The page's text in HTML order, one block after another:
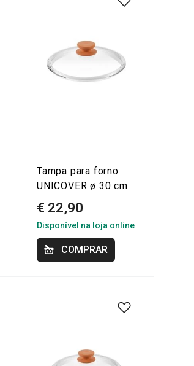
Tampa para forno
UNICOVER ø 30 cm
€ 22,90
Disponível na loja online
COMPRAR